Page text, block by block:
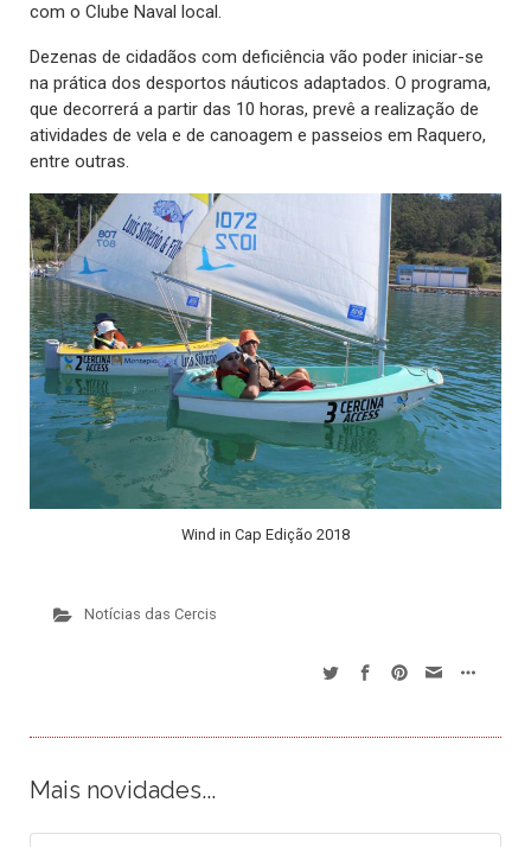
com o Clube Naval local.
Dezenas de cidadãos com deficiência vão poder iniciar-se
na prática dos desportos náuticos adaptados. O programa,
que decorrerá a partir das 10 horas, prevê a realização de
atividades de vela e de canoagem e passeios em Raquero,
entre outras.
Wind in Cap Edição 2018
Notícias das Cercis
Mais novidades...